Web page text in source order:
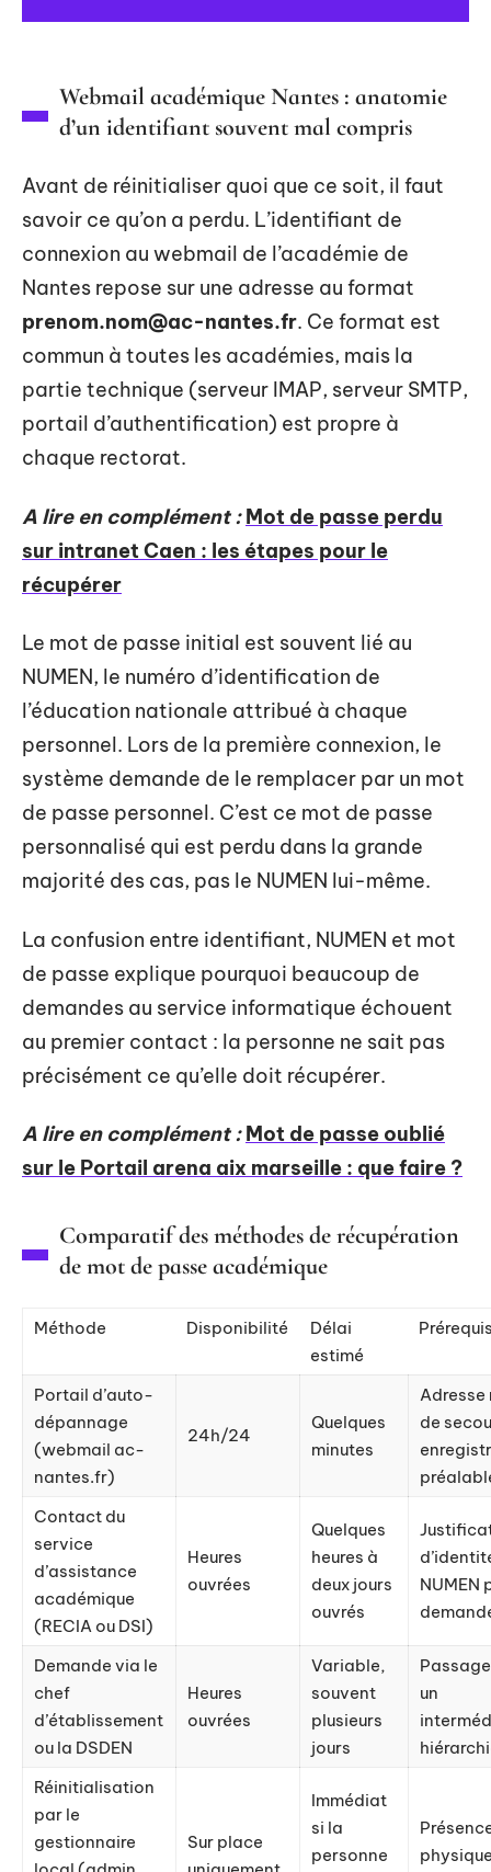
Webmail académique Nantes : anatomie
d’un identifiant souvent mal compris
Avant de réinitialiser quoi que ce soit, il faut
savoir ce qu’on a perdu. L’identifiant de
connexion au webmail de l’académie de
Nantes repose sur une adresse au format
prenom.nom@ac-nantes.fr. Ce format est
commun à toutes les académies, mais la
partie technique (serveur IMAP, serveur SMTP,
portail d’authentification) est propre à
chaque rectorat.
A lire en complément : Mot de passe perdu
sur intranet Caen : les étapes pour le
récupérer
Le mot de passe initial est souvent lié au
NUMEN, le numéro d’identification de
l’éducation nationale attribué à chaque
personnel. Lors de la première connexion, le
système demande de le remplacer par un mot
de passe personnel. C’est ce mot de passe
personnalisé qui est perdu dans la grande
majorité des cas, pas le NUMEN lui-même.
La confusion entre identifiant, NUMEN et mot
de passe explique pourquoi beaucoup de
demandes au service informatique échouent
au premier contact : la personne ne sait pas
précisément ce qu’elle doit récupérer.
A lire en complément : Mot de passe oublié
sur le Portail arena aix marseille : que faire ?
Comparatif des méthodes de récupération
de mot de passe académique
Méthode Disponibilité
Délai
estimé
Portail d’auto-
dépannage
(webmail ac-
nantes.fr)
24h/24
Quelques
minutes
Adresse
de
Contact du
service
d’assistance
académique
(RECIA ou DSI)
Heures
ouvrées
Quelques
heures à
deux jours
ouvrés
NUMEN
Demande via le
chef
d’établissement
ou la DSDEN
Heures
ouvrées
Variable,
souvent
plusieurs
jours
un
Réinitialisation
par le
gestionnaire
Sur place
Immédiat
si la
personne